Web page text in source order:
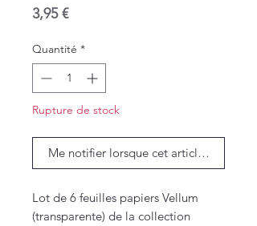
3,95 €Prix
Quantité *
Rupture de stock
Me notifier lorsque cet article est
Lot de 6 feuilles papiers Vellum
(transparente) de la collection